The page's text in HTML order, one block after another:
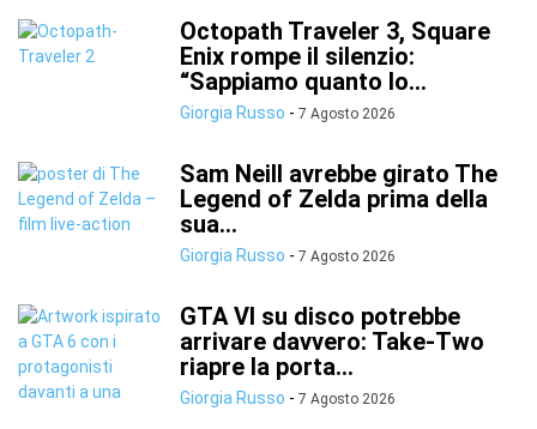
Octopath Traveler 3, Square
Enix rompe il silenzio:
“Sappiamo quanto lo...
Giorgia Russo - 7 Agosto 2026
Sam Neill avrebbe girato The
Legend of Zelda prima della
sua...
Giorgia Russo - 7 Agosto 2026
GTA VI su disco potrebbe
arrivare davvero: Take-Two
riapre la porta...
Giorgia Russo - 7 Agosto 2026